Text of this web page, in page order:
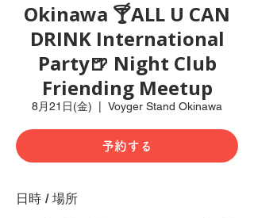
Okinawa 🍸ALL U CAN
DRINK International
Party🍺 Night Club
Friending Meetup
8月21日(金) Voyger Stand Okinawa
予約する
日時 / 場所